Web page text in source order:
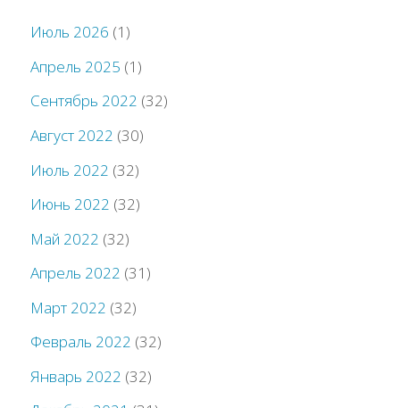
Июль 2026 (1)
Апрель 2025 (1)
Сентябрь 2022 (32)
Август 2022 (30)
Июль 2022 (32)
Июнь 2022 (32)
Май 2022 (32)
Апрель 2022 (31)
Март 2022 (32)
Февраль 2022 (32)
Январь 2022 (32)